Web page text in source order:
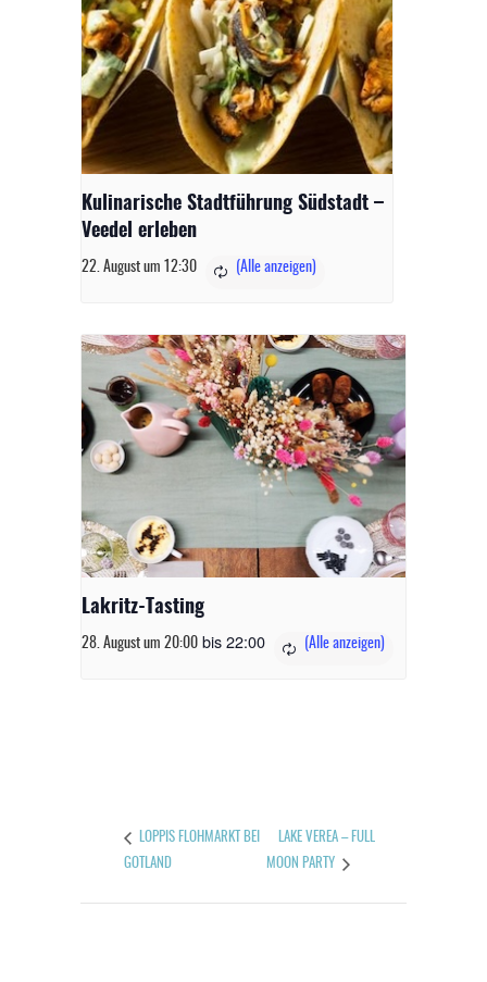
Kulinarische Stadtführung Südstadt –
Veedel erleben
22. August um 12:30
Lakritz-Tasting
28. August um 20:00 bis22:00
LOPPIS FLOHMARKT BEI
GOTLAND
LAKE VEREA – FULL
MOON PARTY